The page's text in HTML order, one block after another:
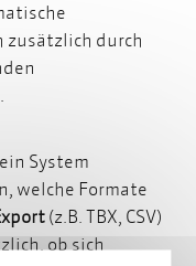
durch
System
welche Formate
(z.B. TBX, CSV)
ob sich